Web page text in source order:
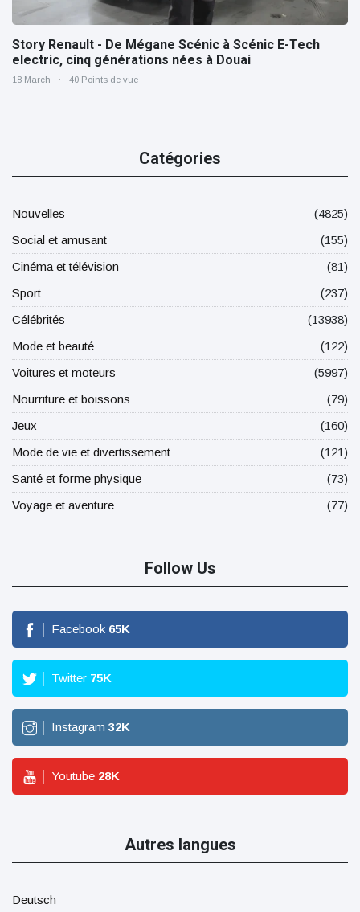
Story Renault - De Mégane Scénic à Scénic E-Tech
electric, cinq générations nées à Douai
18 March 40 Points de vue
Catégories
Nouvelles
(4825)
Social et amusant
(155)
Cinéma et télévision
(81)
Sport
(237)
Célébrités
(13938)
Mode et beauté
(122)
Voitures et moteurs
(5997)
Nourriture et boissons
(79)
Jeux
(160)
Mode de vie et divertissement
(121)
Santé et forme physique
(73)
Voyage et aventure
(77)
Follow Us
Facebook 65K
Twitter 75K
Instagram 32K
Youtube 28K
Autres langues
Deutsch